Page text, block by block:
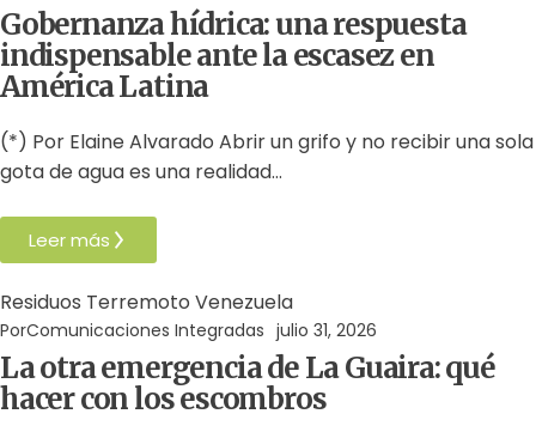
Gobernanza hídrica: una respuesta
indispensable ante la escasez en
América Latina
(*) Por Elaine Alvarado Abrir un grifo y no recibir una sola
gota de agua es una realidad…
Leer más
Residuos Terremoto Venezuela
PorComunicaciones Integradas julio 31, 2026
La otra emergencia de La Guaira: qué
hacer con los escombros